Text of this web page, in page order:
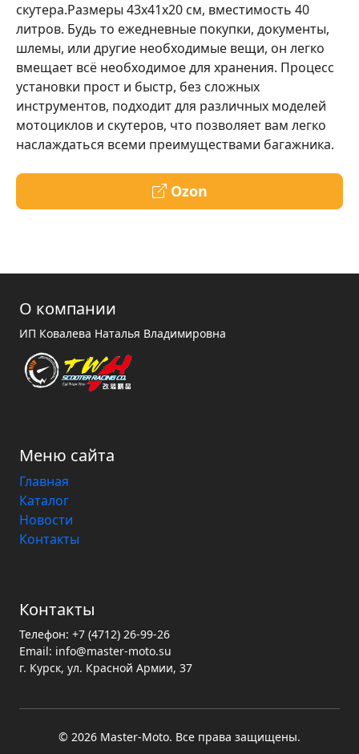
скутера.Размеры 43x41x20 см, вместимость 40
литров. Будь то ежедневные покупки, документы,
шлемы, или другие необходимые вещи, он легко
вмещает всё необходимое для хранения. Процесс
установки прост и быстр, без сложных
инструментов, подходит для различных моделей
мотоциклов и скутеров, что позволяет вам легко
наслаждаться всеми преимуществами багажника.
Ozon
О компании
ИП Ковалева Наталья Владимировна
Меню сайта
Главная
Каталог
Новости
Контакты
Контакты
Телефон: +7 (4712) 26-99-26
Email: info@master-moto.su
г. Курск, ул. Красной Армии, 37
© 2026 Master‑Moto. Все права защищены.